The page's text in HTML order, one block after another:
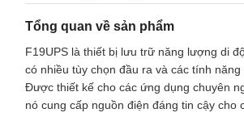
Tổng quan về sản phẩm
F19UPS là thiết bị lưu trữ năng lượng di
có nhiều tùy chọn đầu ra và các tính năng
Được thiết kế cho các ứng dụng chuyên
nó cung cấp nguồn điện đáng tin cậy cho